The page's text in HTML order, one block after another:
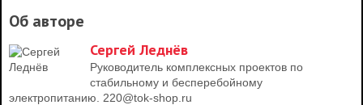
Об авторе
Сергей Леднёв
Руководитель комплексных проектов по
стабильному и бесперебойному
электропитанию. 220@tok-shop.ru